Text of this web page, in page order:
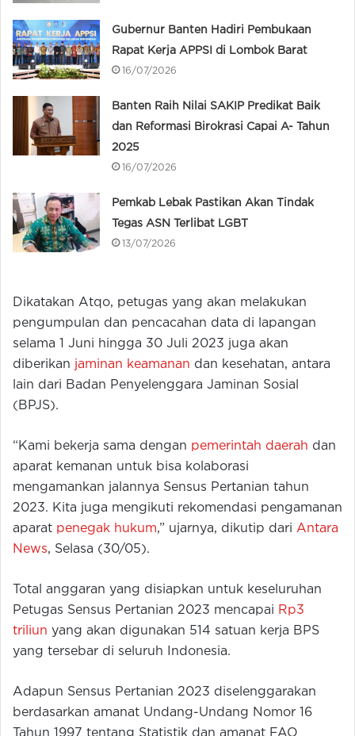
Gubernur Banten Hadiri Pembukaan
Rapat Kerja APPSI di Lombok Barat
16/07/2026
Banten Raih Nilai SAKIP Predikat Baik
dan Reformasi Birokrasi Capai A- Tahun
2025
16/07/2026
Pemkab Lebak Pastikan Akan Tindak
Tegas ASN Terlibat LGBT
13/07/2026
Dikatakan Atqo, petugas yang akan melakukan
pengumpulan dan pencacahan data di lapangan
selama 1 Juni hingga 30 Juli 2023 juga akan
diberikan jaminan keamanan dan kesehatan, antara
lain dari Badan Penyelenggara Jaminan Sosial
(BPJS).
“Kami bekerja sama dengan pemerintah daerah dan
aparat kemanan untuk bisa kolaborasi
mengamankan jalannya Sensus Pertanian tahun
2023. Kita juga mengikuti rekomendasi pengamanan
aparat penegak hukum,” ujarnya, dikutip dari Antara
News, Selasa (30/05).
Total anggaran yang disiapkan untuk keseluruhan
Petugas Sensus Pertanian 2023 mencapai Rp3
triliun yang akan digunakan 514 satuan kerja BPS
yang tersebar di seluruh Indonesia.
Adapun Sensus Pertanian 2023 diselenggarakan
berdasarkan amanat Undang-Undang Nomor 16
Tahun 1997 tentang Statistik dan amanat FAO